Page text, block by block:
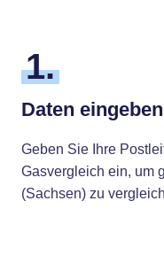
1.
Daten eingeben
Geben Sie Ihre
Gasvergleich ein, um
(Sachsen) zu